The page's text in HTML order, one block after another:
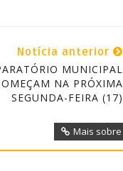
Notícia anterior
MUNICIPAL
NA PRÓXIMA
SEGUNDA-FEIRA (17)
Mais sobre